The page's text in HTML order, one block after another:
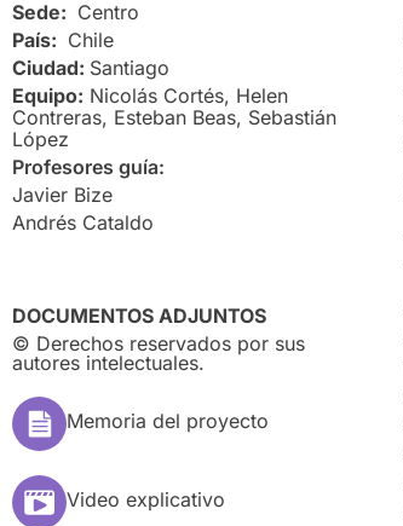
Sede: Centro
País: Chile
Ciudad: Santiago
Equipo: Nicolás Cortés, Helen
Contreras, Esteban Beas, Sebastián
López
Profesores guía:
Javier Bize
Andrés Cataldo
DOCUMENTOS ADJUNTOS
© Derechos reservados por sus
autores intelectuales.
Memoria del proyecto
Video explicativo